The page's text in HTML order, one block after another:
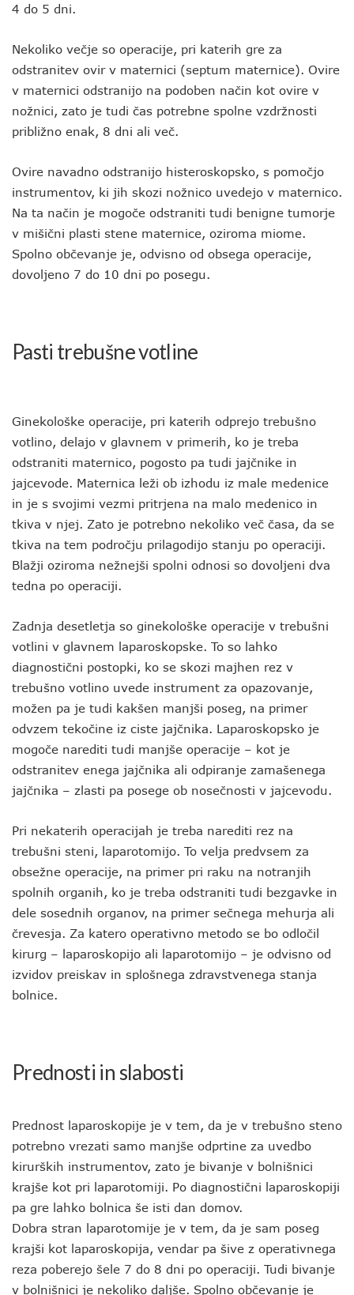
4 do 5 dni.
Nekoliko večje so operacije, pri katerih gre za
odstranitev ovir v maternici (septum maternice). Ovire
v maternici odstranijo na podoben način kot ovire v
nožnici, zato je tudi čas potrebne spolne vzdržnosti
približno enak, 8 dni ali več.
Ovire navadno odstranijo histeroskopsko, s pomočjo
instrumentov, ki jih skozi nožnico uvedejo v maternico.
Na ta način je mogoče odstraniti tudi benigne tumorje
v mišični plasti stene maternice, oziroma miome.
Spolno občevanje je, odvisno od obsega operacije,
dovoljeno 7 do 10 dni po posegu.
Pasti trebušne votline
Ginekološke operacije, pri katerih odprejo trebušno
votlino, delajo v glavnem v primerih, ko je treba
odstraniti maternico, pogosto pa tudi jajčnike in
jajcevode. Maternica leži ob izhodu iz male medenice
in je s svojimi vezmi pritrjena na malo medenico in
tkiva v njej. Zato je potrebno nekoliko več časa, da se
tkiva na tem področju prilagodijo stanju po operaciji.
Blažji oziroma nežnejši spolni odnosi so dovoljeni dva
tedna po operaciji.
Zadnja desetletja so ginekološke operacije v trebušni
votlini v glavnem laparoskopske. To so lahko
diagnostični postopki, ko se skozi majhen rez v
trebušno votlino uvede instrument za opazovanje,
možen pa je tudi kakšen manjši poseg, na primer
odvzem tekočine iz ciste jajčnika. Laparoskopsko je
mogoče narediti tudi manjše operacije – kot je
odstranitev enega jajčnika ali odpiranje zamašenega
jajčnika – zlasti pa posege ob nosečnosti v jajcevodu.
Pri nekaterih operacijah je treba narediti rez na
trebušni steni, laparotomijo. To velja predvsem za
obsežne operacije, na primer pri raku na notranjih
spolnih organih, ko je treba odstraniti tudi bezgavke in
dele sosednih organov, na primer sečnega mehurja ali
črevesja. Za katero operativno metodo se bo odločil
kirurg – laparoskopijo ali laparotomijo – je odvisno od
izvidov preiskav in splošnega zdravstvenega stanja
bolnice.
Prednosti in slabosti
Prednost laparoskopije je v tem, da je v trebušno steno
potrebno vrezati samo manjše odprtine za uvedbo
kirurških instrumentov, zato je bivanje v bolnišnici
krajše kot pri laparotomiji. Po diagnostični laparoskopiji
pa gre lahko bolnica še isti dan domov.
Dobra stran laparotomije je v tem, da je sam poseg
krajši kot laparoskopija, vendar pa šive z operativnega
reza poberejo šele 7 do 8 dni po operaciji. Tudi bivanje
v bolnišnici je nekoliko daljše. Spolno občevanje je